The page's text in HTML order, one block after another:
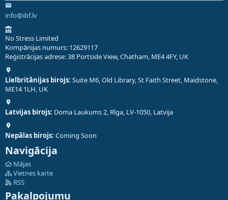
info@ibf.lv
No Stress Limited
Kompānijas numurs: 12629117
Reģistrācijas adrese: 38 Portside View, Chatham, ME4 4FY, UK
Lielbritānijas birojs: Suite M6, Old Library, St Faith Street, Maidstone,
ME14 1LH, UK
Latvijas birojs: Doma Laukums 2, Rīga, LV-1050, Latvija
Nepālas birojs: Coming Soon
Navigācija
Mājas
Vietnes karte
RSS
Pakalpojumu